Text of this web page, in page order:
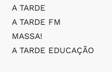
A TARDE
A TARDE FM
MASSA!
A TARDE EDUCAÇÃO